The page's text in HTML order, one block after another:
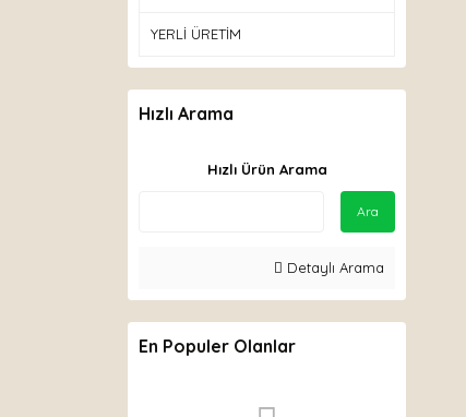
YERLİ ÜRETİM
Hızlı Arama
Hızlı Ürün Arama
Ara
Detaylı Arama
En Populer Olanlar